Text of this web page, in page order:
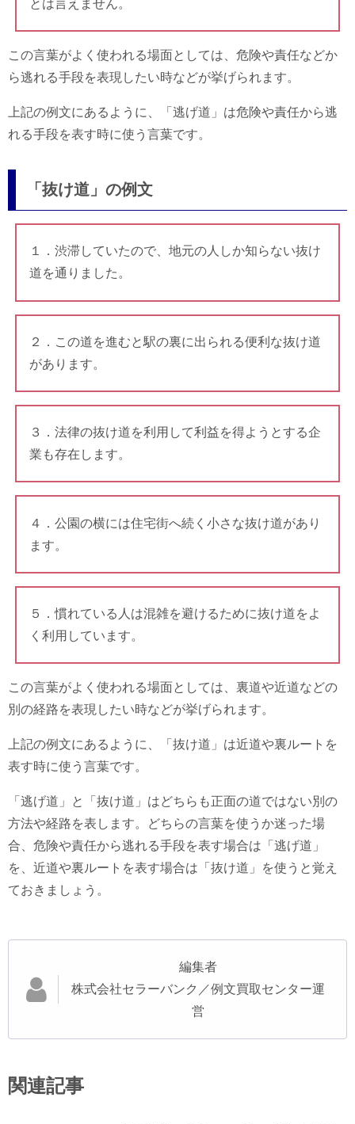
とは言えません。
この言葉がよく使われる場面としては、危険や責任などか
ら逃れる手段を表現したい時などが挙げられます。
上記の例文にあるように、「逃げ道」は危険や責任から逃
れる手段を表す時に使う言葉です。
「抜け道」の例文
１．渋滞していたので、地元の人しか知らない抜け
道を通りました。
２．この道を進むと駅の裏に出られる便利な抜け道
があります。
３．法律の抜け道を利用して利益を得ようとする企
業も存在します。
４．公園の横には住宅街へ続く小さな抜け道があり
ます。
５．慣れている人は混雑を避けるために抜け道をよ
く利用しています。
この言葉がよく使われる場面としては、裏道や近道などの
別の経路を表現したい時などが挙げられます。
上記の例文にあるように、「抜け道」は近道や裏ルートを
表す時に使う言葉です。
「逃げ道」と「抜け道」はどちらも正面の道ではない別の
方法や経路を表します。どちらの言葉を使うか迷った場
合、危険や責任から逃れる手段を表す場合は「逃げ道」
を、近道や裏ルートを表す場合は「抜け道」を使うと覚え
ておきましょう。
編集者
株式会社セラーバンク／例文買取センター運
営
関連記事